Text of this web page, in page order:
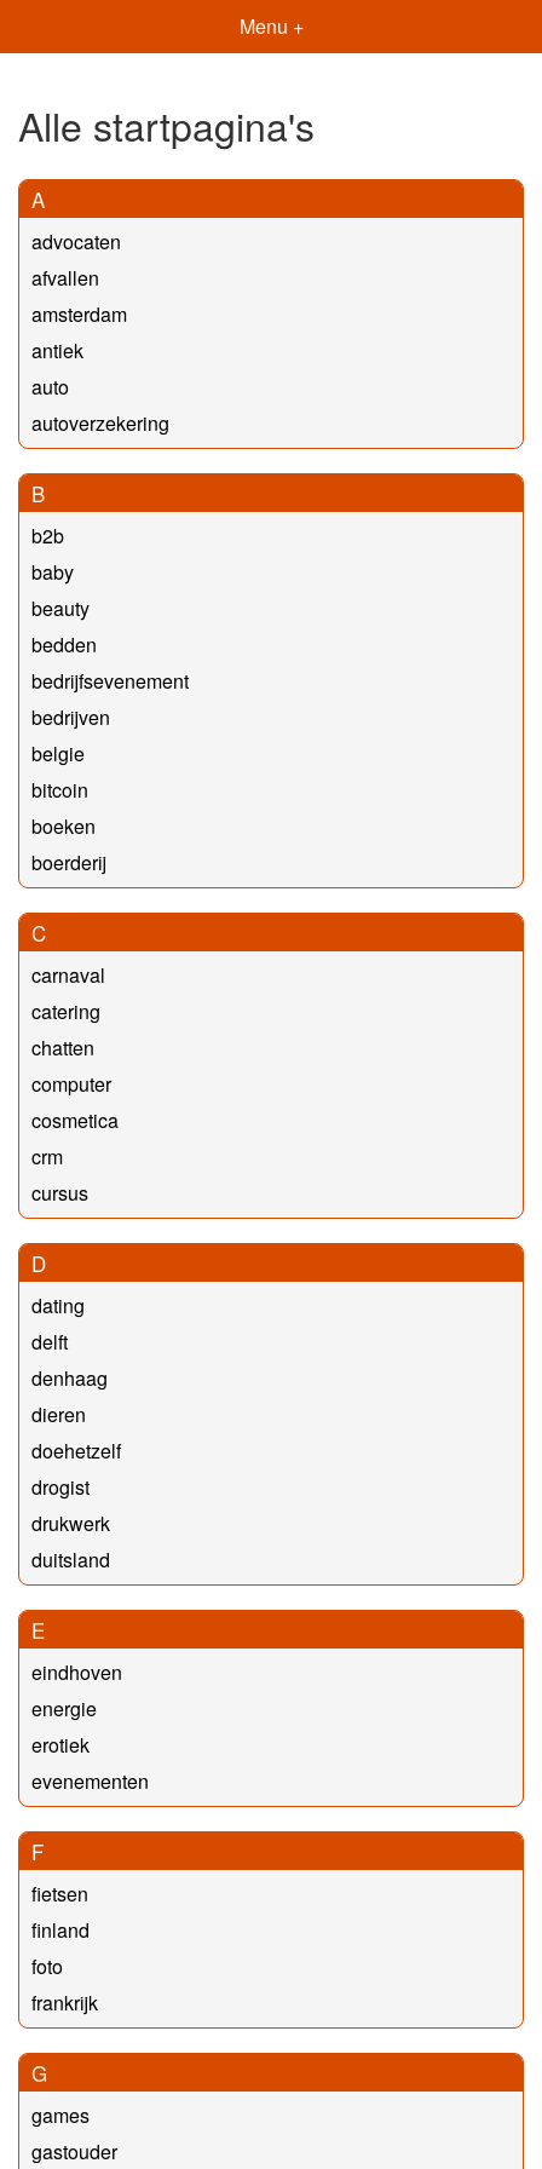
Menu +
Alle startpagina's
A
advocaten
afvallen
amsterdam
antiek
auto
autoverzekering
B
b2b
baby
beauty
bedden
bedrijfsevenement
bedrijven
belgie
bitcoin
boeken
boerderij
C
carnaval
catering
chatten
computer
cosmetica
crm
cursus
D
dating
delft
denhaag
dieren
doehetzelf
drogist
drukwerk
duitsland
E
eindhoven
energie
erotiek
evenementen
F
fietsen
finland
foto
frankrijk
G
games
gastouder